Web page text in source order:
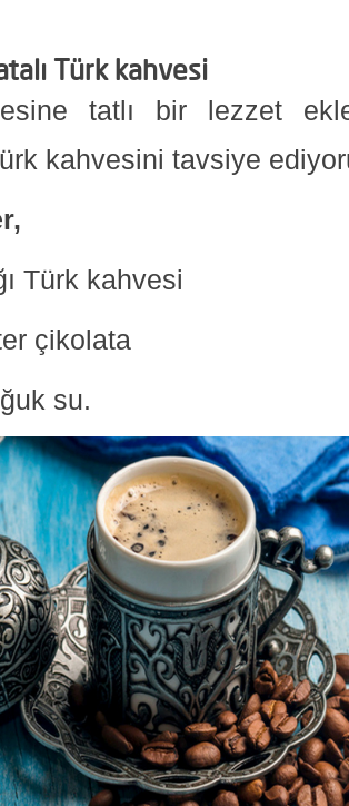
Türk kahvesi
tatlı bir lezzet
kahvesini tavsiye
Türk kahvesi
çikolata
su.